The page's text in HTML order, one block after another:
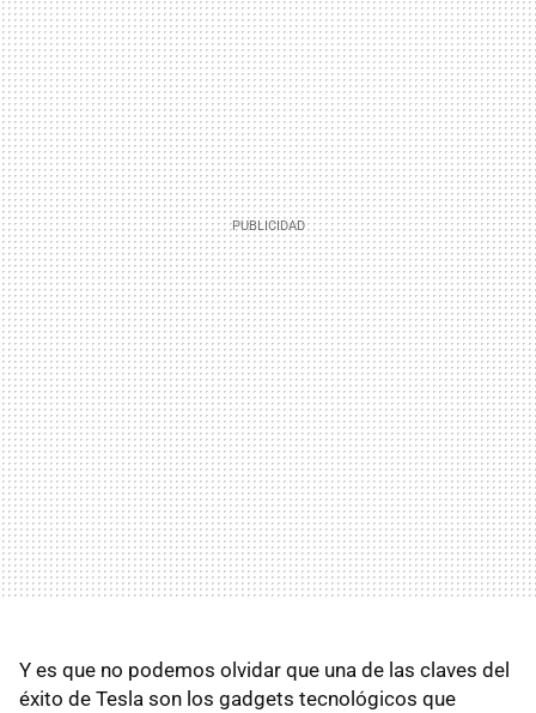
Y es que no podemos olvidar que una de las claves del
éxito de Tesla son los gadgets tecnológicos que